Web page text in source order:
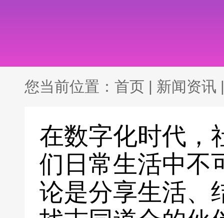
您当前位置： 首页 | 新闻资讯 |
在数字化时代，
们日常生活中不
论是分享生活、